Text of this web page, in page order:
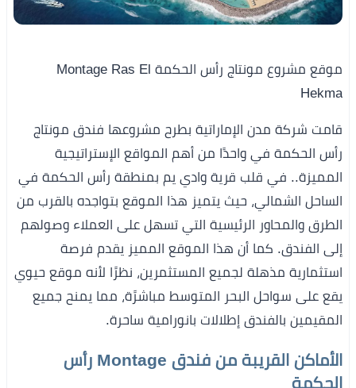
موقع مشروع مونتاج رأس الحكمة Montage Ras El
Hekma
قامت شركة مدن الإماراتية بطرح مشروعها فندق مونتاج
رأس الحكمة في واحدًا من أهم المواقع الإستراتيجية
المميزة.. في قلب قرية وادي يم بمنطقة رأس الحكمة في
الساحل الشمالي، حيث يتميز هذا الموقع بتواجده بالقرب من
الطرق والمحاور الرئيسية التي تسهل على العملاء وصولهم
إلى الفندق. كما أن هذا الموقع المميز يقدم فرصة
استثمارية مذهلة لجميع المستثمرين، نظرًا لأنه موقع حيوي
يقع على سواحل البحر المتوسط مباشرًة، مما يمنح جميع
المقيمين بالفندق إطلالات بانورامية ساحرة.
الأماكن القريبة من فندق Montage رأس
الحكمة